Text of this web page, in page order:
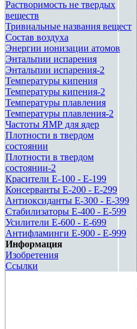
Растворимость не твердых
веществ
Тривиальные названия вещест
Состав воздуха
Энергии ионизации атомов
Энтальпии испарения
Энтальпии испарения-2
Температуры кипения
Температуры кипения-2
Температуры плавления
Температуры плавления-2
Частоты ЯМР для ядер
Плотности в твердом
состоянии
Плотности в твердом
состоянии-2
Красители E-100 - E-199
Консерванты E-200 - E-299
Антиоксиданты E-300 - E-399
Стабилизаторы E-400 - E-599
Усилители E-600 - E-699
Антифламинги E-900 - E-999
Информация
Изобретения
Ссылки